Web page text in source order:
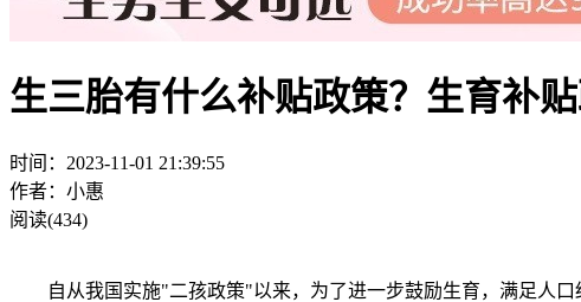
生三胎有什么补贴政策？生育补
时间：2023-11-01 21:39:55
作者：小惠
阅读(434)
自从我国实施"二孩政策"以来，为了进一步鼓励生育，满足人口